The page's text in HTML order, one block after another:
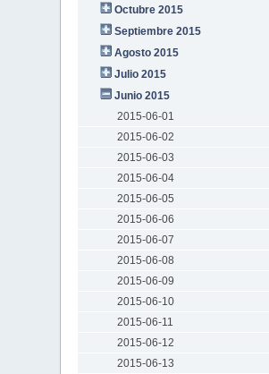
Octubre 2015
Septiembre 2015
Agosto 2015
Julio 2015
Junio 2015
2015-06-01
2015-06-02
2015-06-03
2015-06-04
2015-06-05
2015-06-06
2015-06-07
2015-06-08
2015-06-09
2015-06-10
2015-06-11
2015-06-12
2015-06-13